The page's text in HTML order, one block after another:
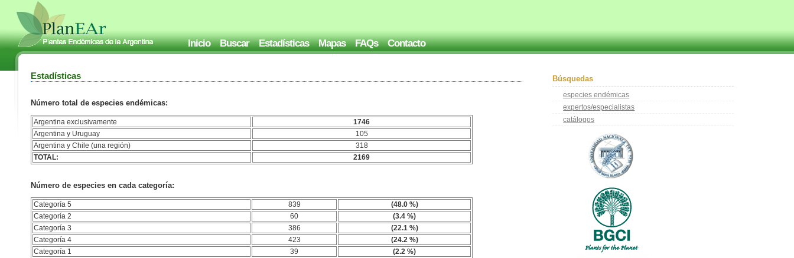
Inicio Buscar Estadísticas Mapas FAQs Contacto
Estadísticas
Número total de especies endémicas:
Argentina exclusivamente
1746
Argentina y Uruguay
105
Argentina y Chile (una región)
318
TOTAL:
2169
Número de especies en cada categoría:
Categoría 5 839
(48.0 %)
Categoría 2
60
(3.4 %)
Categoría 3
386
(22.1 %)
Categoría 4
423
(24.2 %)
Categoría 1
39
(2.2 %)
Búsquedas
especies endémicas
expertos/especialistas
catálogos